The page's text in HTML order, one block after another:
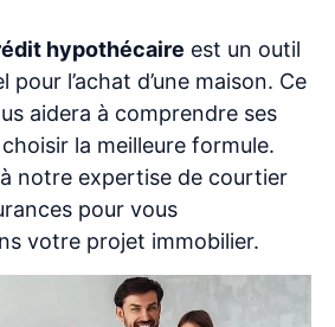
hypothécaire est un outil
l’achat d’une maison. Ce
aidera à comprendre ses
la meilleure formule.
notre expertise de courtier
pour vous
votre projet immobilier.